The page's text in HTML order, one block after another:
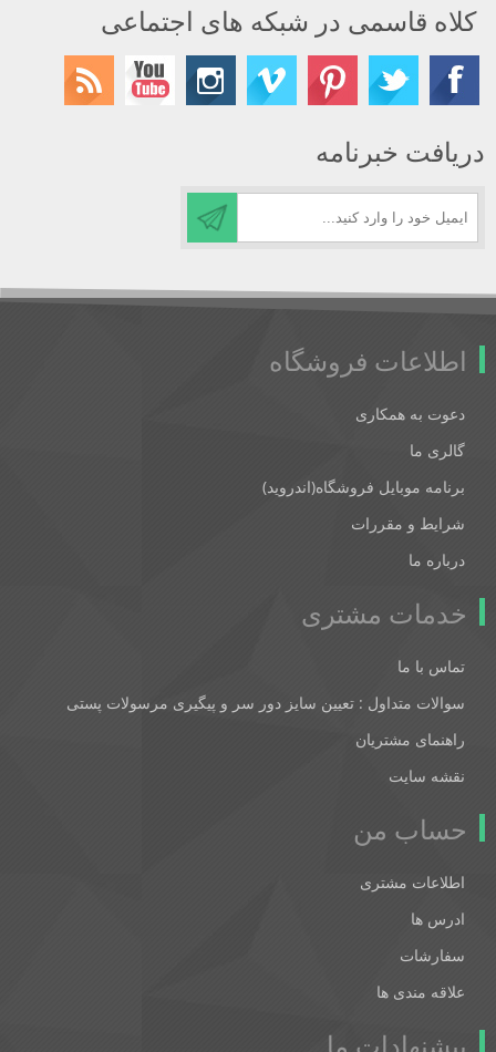
کلاه قاسمی در شبکه های اجتماعی
دریافت خبرنامه
اطلاعات فروشگاه
دعوت به همکاری
گالری ما
برنامه موبایل فروشگاه(اندروید)
شرایط و مقررات
درباره ما
خدمات مشتری
تماس با ما
سوالات متداول : تعیین سایز دور سر و پیگیری مرسولات پستی
راهنمای مشتریان
نقشه سایت
حساب من
اطلاعات مشتری
ادرس ها
سفارشات
علاقه مندی ها
پیشنهادات ما